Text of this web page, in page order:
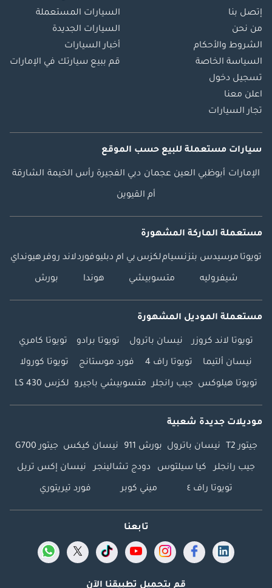
إتصل بنا
من نحن
الشروط والأحكام
السياسة الخاصة
تسجيل دخول
اعلن معنا
تجار السيارات
السيارات المستعملة
السيارات الجديدة
أخبار السيارات
قم ببيع سيارتك في الإمارات
سيارات مستعملة للبيع حسب الموقع
الإمارات أبوظبي العين عجمان دبي الفجيرة رأس الخيمة الشارقة
أم القيوين
مستعملة الماركة المشهورة
تويوتا مرسيدس بنزنسياملكزس بي ام دبليوفوردلاند روفرهيونداي
شيفروليه متسوبيشي هوندا بورش
مستعملة الموديل المشهورة
تويوتا لاند كروزر نيسان باترول تويوتا برادو تويوتا كامري
نيسان ألتيما تويوتا راف 4 فورد موستانج تويوتا كورولا
تويوتا هيلوكس جيب رانجلر متسوبيشي باجيرو لكزس LS 430
موديلات جديدة شعبية
جيتور T2 نيسان باترول بورش 911 نيسان كيكس جيتور G700
جيب رانجلر كيا سيلتوس دودج تشالينجر نيسان إكس تريل
تويوتا راف ٤ ميني كوبر فورد تيريتوري
تابعنا
قم بتحميل تطبيقنا الآن